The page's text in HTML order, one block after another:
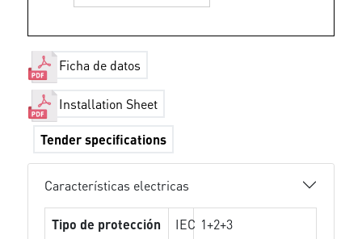
Ficha de datos
Installation Sheet
Tender specifications
Características electricas
Tipo de protección IEC 1+2+3